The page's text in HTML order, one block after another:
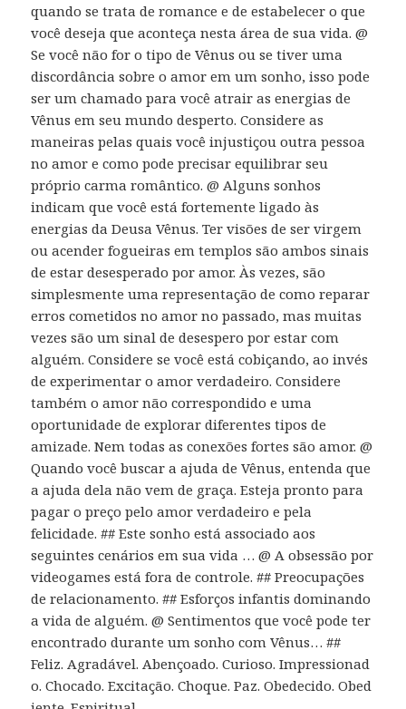
quando se trata de romance e de estabelecer o que
você deseja que aconteça nesta área de sua vida. @
Se você não for o tipo de Vênus ou se tiver uma
discordância sobre o amor em um sonho, isso pode
ser um chamado para você atrair as energias de
Vênus em seu mundo desperto. Considere as
maneiras pelas quais você injustiçou outra pessoa
no amor e como pode precisar equilibrar seu
próprio carma romântico. @ Alguns sonhos
indicam que você está fortemente ligado às
energias da Deusa Vênus. Ter visões de ser virgem
ou acender fogueiras em templos são ambos sinais
de estar desesperado por amor. Às vezes, são
simplesmente uma representação de como reparar
erros cometidos no amor no passado, mas muitas
vezes são um sinal de desespero por estar com
alguém. Considere se você está cobiçando, ao invés
de experimentar o amor verdadeiro. Considere
também o amor não correspondido e uma
oportunidade de explorar diferentes tipos de
amizade. Nem todas as conexões fortes são amor. @
Quando você buscar a ajuda de Vênus, entenda que
a ajuda dela não vem de graça. Esteja pronto para
pagar o preço pelo amor verdadeiro e pela
felicidade. ## Este sonho está associado aos
seguintes cenários em sua vida … @ A obsessão por
videogames está fora de controle. ## Preocupações
de relacionamento. ## Esforços infantis dominando
a vida de alguém. @ Sentimentos que você pode ter
encontrado durante um sonho com Vênus… ##
Feliz. Agradável. Abençoado. Curioso. Impressionad
o. Chocado. Excitação. Choque. Paz. Obedecido. Obed